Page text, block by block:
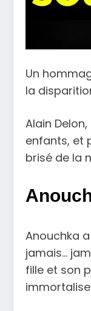
Un
la
Alain
enfants, et
brisé de la
Anouchka
jamais…
fille et son